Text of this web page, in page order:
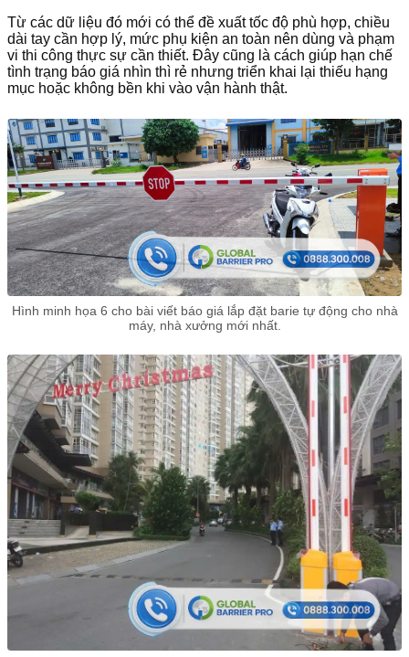
Từ các dữ liệu đó mới có thể đề xuất tốc độ phù hợp, chiều
dài tay cần hợp lý, mức phụ kiện an toàn nên dùng và phạm
vi thi công thực sự cần thiết. Đây cũng là cách giúp hạn chế
tình trạng báo giá nhìn thì rẻ nhưng triển khai lại thiếu hạng
mục hoặc không bền khi vào vận hành thật.
Hình minh họa 6 cho bài viết báo giá lắp đặt barie tự động cho nhà
máy, nhà xưởng mới nhất.